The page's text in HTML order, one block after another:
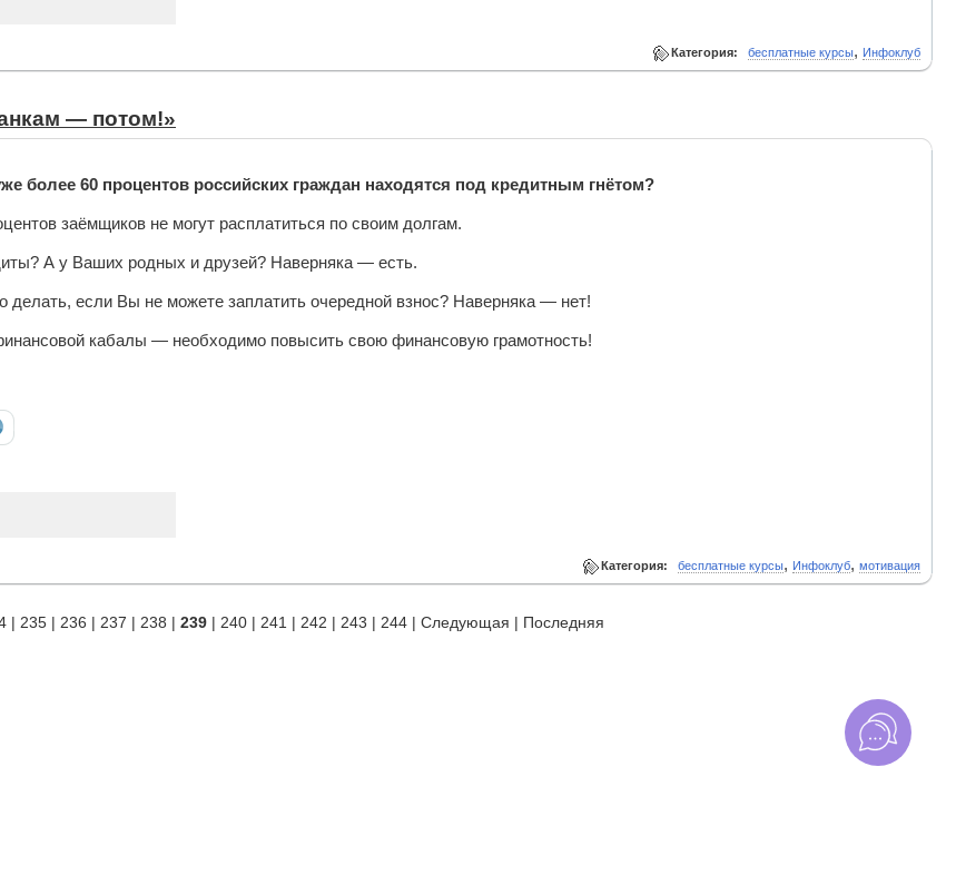
Категория: бесплатные курсы, Инфоклуб
— потом!»
более 60 процентов российских граждан находятся под кредитным гнётом?
заёмщиков не могут расплатиться по своим долгам.
А у Ваших родных и друзей? Наверняка — есть.
делать, если Вы не можете заплатить очередной взнос? Наверняка — нет!
кабалы — необходимо повысить свою финансовую грамотность!
Категория: бесплатные курсы, Инфоклуб, мотивация
| 235 | 236 | 237 | 238 | 239 | 240 | 241 | 242 | 243 | 244 | Следующая | Последняя